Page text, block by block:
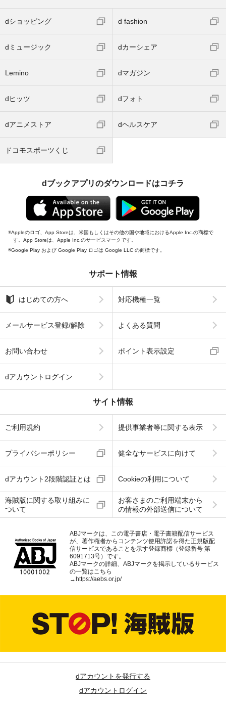
dショッピング d fashion
dミュージック dカーシェア
Lemino dマガジン
dヒッツ dフォト
dアニメストア dヘルスケア
ドコモスポーツくじ
dブックアプリのダウンロードはコチラ
Appleのロゴ、App Storeは、米国もしくはその他の国や地域におけるApple Inc.の商標で
す。App Storeは、Apple Inc.のサービスマークです。
Google Play および Google Play ロゴは Google LLC の商標です。
サポート情報
はじめての方へ 対応機種一覧
メールサービス登録/解除 よくある質問
お問い合わせ ポイント表示設定
dアカウントログイン
サイト情報
ご利用規約 提供事業者等に関する表示
プライバシーポリシー 健全なサービスに向けて
dアカウント2段階認証とは Cookieの利用について
海賊版に関する取り組みに
ついて
お客さまのご利用端末から
の情報の外部送信について
ABJマークは、この電子書店・電子書籍配信サービス
が、著作権者からコンテンツ使用許諾を得た正規版配
信サービスであることを示す登録商標（登録番号 第
6091713号）です。
ABJマークの詳細、ABJマークを掲示しているサービス
の一覧はこちら
→ https://aebs.or.jp/
dアカウントを発行する
dアカウントログイン